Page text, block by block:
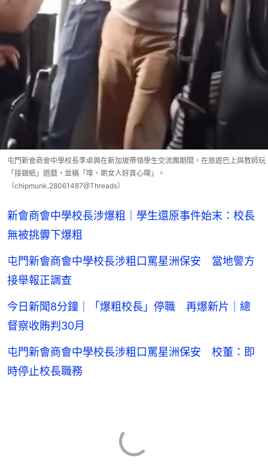
屯門新會商會中學校長李卓興在新加坡帶領學生交流團期間，在旅遊巴上與教師玩
「接銀紙」遊戲，並稱「嗱，啲女人好貪心㗎」。
（chipmunk.28061487@Threads）
新會商會中學校長涉爆粗｜學生還原事件始末：校長
無被挑釁下爆粗
屯門新會商會中學校長涉粗口罵星洲保安 當地警方
接舉報正調查
今日新聞8分鐘｜「爆粗校長」停職 再爆新片｜總
督察收賄判30月
屯門新會商會中學校長涉粗口罵星洲保安 校董：即
時停止校長職務